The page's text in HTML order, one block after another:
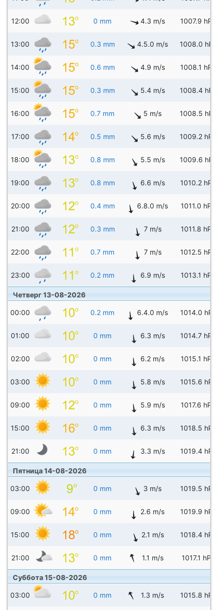
12:00 0 mm 4.3 m/s 1007.9 hPa
13:00 0.3 mm 4.5.0 m/s 1008.0 hPa
14:00 0.6 mm 4.9 m/s 1008.1 hPa
15:00 0.3 mm 5.4 m/s 1008.4 hPa
16:00 0.7 mm 5 m/s 1008.5 hPa
17:00 0.5 mm 5.6 m/s 1009.2 hPa
18:00 0.8 mm 5.5 m/s 1009.6 hPa
19:00 0.8 mm 6.6 m/s 1010.2 hPa
20:00 0.4 mm 6.8.0 m/s 1011.0 hPa
21:00 0.3 mm 7 m/s 1011.8 hPa
22:00 0.7 mm 7 m/s 1012.5 hPa
23:00 0.2 mm 6.9 m/s 1013.1 hPa
Четверг 13-08-2026
00:00 0.2 mm 6.4.0 m/s 1014.0 hPa
01:00 0 mm 6.3 m/s 1014.7 hPa
02:00 0 mm 6.2 m/s 1015.1 hPa
03:00 0 mm 5.8 m/s 1015.6 hPa
09:00 0 mm 5.9 m/s 1017.6 hPa
15:00 0 mm 6.3 m/s 1018.5 hPa
21:00 0 mm 3.3 m/s 1019.4 hPa
Пятница 14-08-2026
03:00 0 mm 3 m/s 1019.5 hPa
09:00 0 mm 2.6 m/s 1019.9 hPa
15:00 0 mm 2.1 m/s 1018.4 hPa
21:00 0 mm 1.1 m/s 1017.1 hPa
Суббота 15-08-2026
03:00 0 mm 1.3 m/s 1015.8 hPa